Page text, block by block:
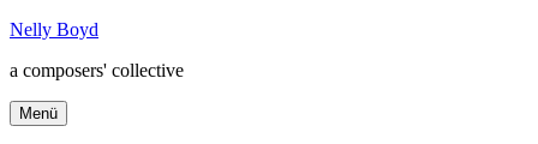
Zum
springen
Nelly Boyd
a composers' collective
Menü